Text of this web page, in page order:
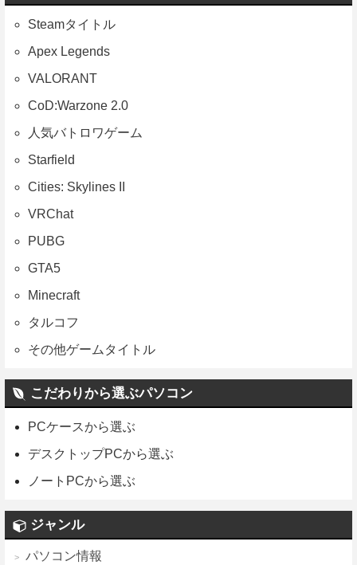
Steamタイトル
Apex Legends
VALORANT
CoD:Warzone 2.0
人気バトロワゲーム
Starfield
Cities: Skylines II
VRChat
PUBG
GTA5
Minecraft
タルコフ
その他ゲームタイトル
こだわりから選ぶパソコン
PCケースから選ぶ
デスクトップPCから選ぶ
ノートPCから選ぶ
ジャンル
パソコン情報